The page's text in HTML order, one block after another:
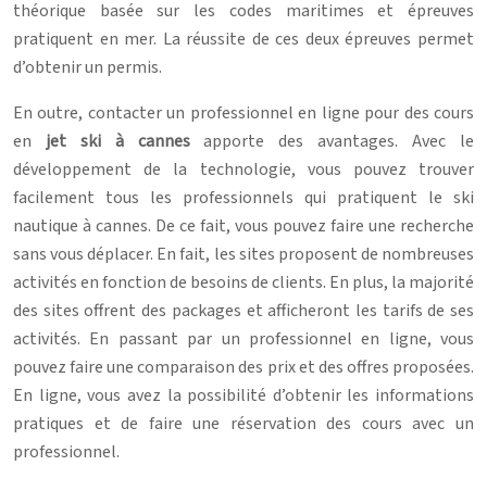
théorique basée sur les codes maritimes et épreuves
pratiquent en mer. La réussite de ces deux épreuves permet
d’obtenir un permis.
En outre, contacter un professionnel en ligne pour des cours
en jet ski à cannesapporte des avantages. Avec le
développement de la technologie, vous pouvez trouver
facilement tous les professionnels qui pratiquent le ski
nautique à cannes. De ce fait, vous pouvez faire une recherche
sans vous déplacer. En fait, les sites proposent de nombreuses
activités en fonction de besoins de clients. En plus, la majorité
des sites offrent des packages et afficheront les tarifs de ses
activités. En passant par un professionnel en ligne, vous
pouvez faire une comparaison des prix et des offres proposées.
En ligne, vous avez la possibilité d’obtenir les informations
pratiques et de faire une réservation des cours avec un
professionnel.